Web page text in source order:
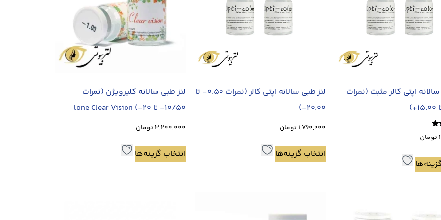
اپتی کالر مثبت (نمرات
تومان
لنز طبی سالانه اپتی کالر (نمرات 0.50- تا
20.00-)
1,760,000تومان
انتخاب گزینه‌ها
لنز طبی سالانه کلیرویژن (نمرات
10/50- تا 20-) lone Clear Vision
3,200,000تومان
انتخاب گزینه‌ها